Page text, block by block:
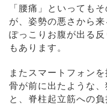
「腰痛」といっても
が、姿勢の悪さから
ぽっこりお腹が出る
もあります。
またスマートフォン
骨が前に出たような
と、脊柱起立筋への